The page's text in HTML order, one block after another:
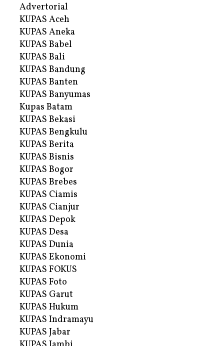
Advertorial
KUPAS Aceh
KUPAS Aneka
KUPAS Babel
KUPAS Bali
KUPAS Bandung
KUPAS Banten
KUPAS Banyumas
Kupas Batam
KUPAS Bekasi
KUPAS Bengkulu
KUPAS Berita
KUPAS Bisnis
KUPAS Bogor
KUPAS Brebes
KUPAS Ciamis
KUPAS Cianjur
KUPAS Depok
KUPAS Desa
KUPAS Dunia
KUPAS Ekonomi
KUPAS FOKUS
KUPAS Foto
KUPAS Garut
KUPAS Hukum
KUPAS Indramayu
KUPAS Jabar